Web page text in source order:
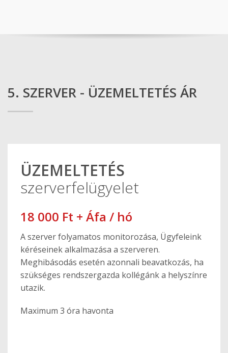
5. SZERVER - ÜZEMELTETÉS ÁR
ÜZEMELTETÉS
szerverfelügyelet
18 000 Ft + Áfa / hó
A szerver folyamatos monitorozása, Ügyfeleink
kéréseinek alkalmazása a szerveren.
Meghibásodás esetén azonnali beavatkozás, ha
szükséges rendszergazda kollégánk a helyszínre
utazik.
Maximum 3 óra havonta